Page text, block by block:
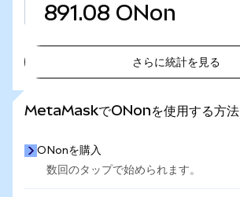
891.08 ONon
さらに統計を見る
MetaMaskでONonを使用する方法
ONonを購入
数回のタップで始められます。